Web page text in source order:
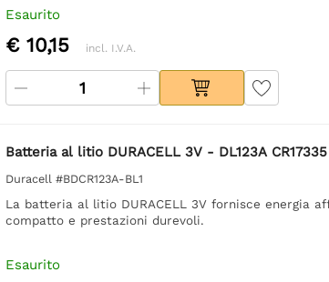
Esaurito
€ 10,15 incl. I.V.A.
Batteria al litio DURACELL 3V - DL123A CR17335
Duracell #BDCR123A-BL1
La batteria al litio DURACELL 3V fornisce energia
compatto e prestazioni durevoli.
Esaurito